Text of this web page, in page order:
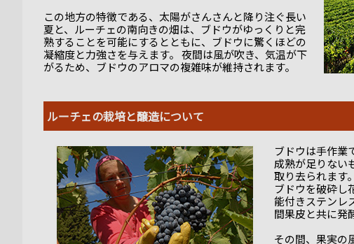
この地方の特徴である、太陽がさんさんと降り注ぐ長い
夏と、ルーチェの南向きの畑は、ブドウがゆっくりと完
熟することを可能にするとともに、ブドウに驚くほどの
凝縮度と力強さを与えます。 夜間は風が吹き、気温が下
がるため、ブドウのアロマの複雑味が維持されます。
ルーチェの栽培と醸造について
ブドウは手作業
成熟が足りない
取り去られます。
ブドウを破砕し
能付きステンレ
間果皮と共に発
その間、果実の